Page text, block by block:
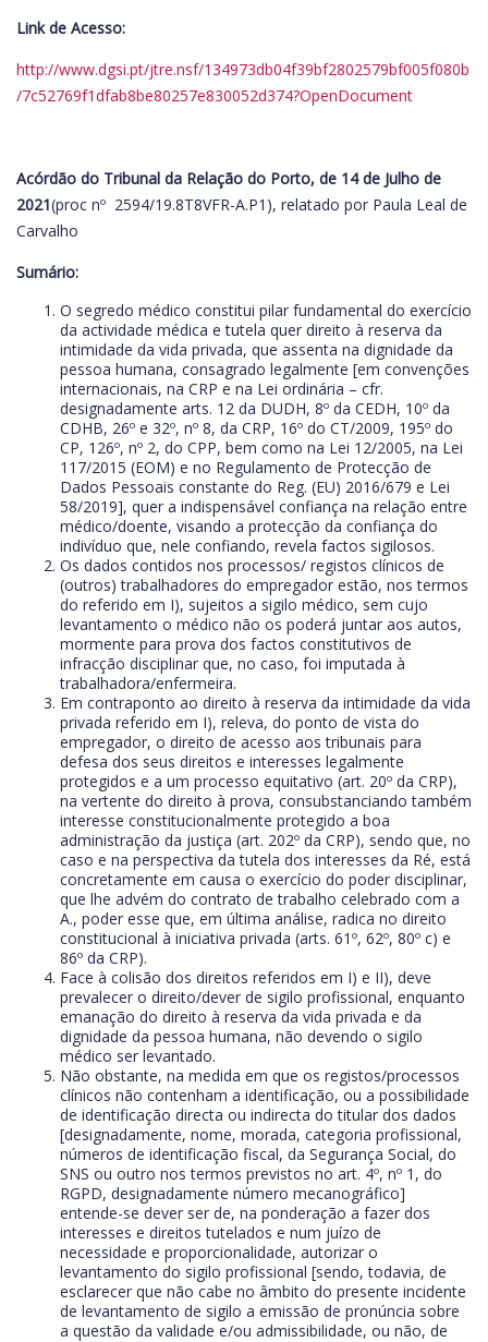
Link de Acesso:
http://www.dgsi.pt/jtre.nsf/134973db04f39bf2802579bf005f080b
/7c52769f1dfab8be80257e830052d374?OpenDocument
Acórdão do Tribunal da Relação do Porto, de 14 de Julho de
2021(proc nº 2594/19.8T8VFR-A.P1), relatado por Paula Leal de
Carvalho
Sumário:
O segredo médico constitui pilar fundamental do exercício
da actividade médica e tutela quer direito à reserva da
intimidade da vida privada, que assenta na dignidade da
pessoa humana, consagrado legalmente [em convenções
internacionais, na CRP e na Lei ordinária – cfr.
designadamente arts. 12 da DUDH, 8º da CEDH, 10º da
CDHB, 26º e 32º, nº 8, da CRP, 16º do CT/2009, 195º do
CP, 126º, nº 2, do CPP, bem como na Lei 12/2005, na Lei
117/2015 (EOM) e no Regulamento de Protecção de
Dados Pessoais constante do Reg. (EU) 2016/679 e Lei
58/2019], quer a indispensável confiança na relação entre
médico/doente, visando a protecção da confiança do
indivíduo que, nele confiando, revela factos sigilosos.
Os dados contidos nos processos/ registos clínicos de
(outros) trabalhadores do empregador estão, nos termos
do referido em I), sujeitos a sigilo médico, sem cujo
levantamento o médico não os poderá juntar aos autos,
mormente para prova dos factos constitutivos de
infracção disciplinar que, no caso, foi imputada à
trabalhadora/enfermeira.
Em contraponto ao direito à reserva da intimidade da vida
privada referido em I), releva, do ponto de vista do
empregador, o direito de acesso aos tribunais para
defesa dos seus direitos e interesses legalmente
protegidos e a um processo equitativo (art. 20º da CRP),
na vertente do direito à prova, consubstanciando também
interesse constitucionalmente protegido a boa
administração da justiça (art. 202º da CRP), sendo que, no
caso e na perspectiva da tutela dos interesses da Ré, está
concretamente em causa o exercício do poder disciplinar,
que lhe advém do contrato de trabalho celebrado com a
A., poder esse que, em última análise, radica no direito
constitucional à iniciativa privada (arts. 61º, 62º, 80º c) e
86º da CRP).
Face à colisão dos direitos referidos em I) e II), deve
prevalecer o direito/dever de sigilo profissional, enquanto
emanação do direito à reserva da vida privada e da
dignidade da pessoa humana, não devendo o sigilo
médico ser levantado.
Não obstante, na medida em que os registos/processos
clínicos não contenham a identificação, ou a possibilidade
de identificação directa ou indirecta do titular dos dados
[designadamente, nome, morada, categoria profissional,
números de identificação fiscal, da Segurança Social, do
SNS ou outro nos termos previstos no art. 4º, nº 1, do
RGPD, designadamente número mecanográfico]
entende-se dever ser de, na ponderação a fazer dos
interesses e direitos tutelados e num juízo de
necessidade e proporcionalidade, autorizar o
levantamento do sigilo profissional [sendo, todavia, de
esclarecer que não cabe no âmbito do presente incidente
de levantamento de sigilo a emissão de pronúncia sobre
a questão da validade e/ou admissibilidade, ou não, de